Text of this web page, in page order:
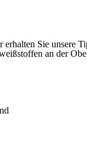
Sie unsere
an der